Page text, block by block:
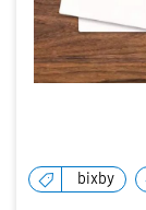
bixby